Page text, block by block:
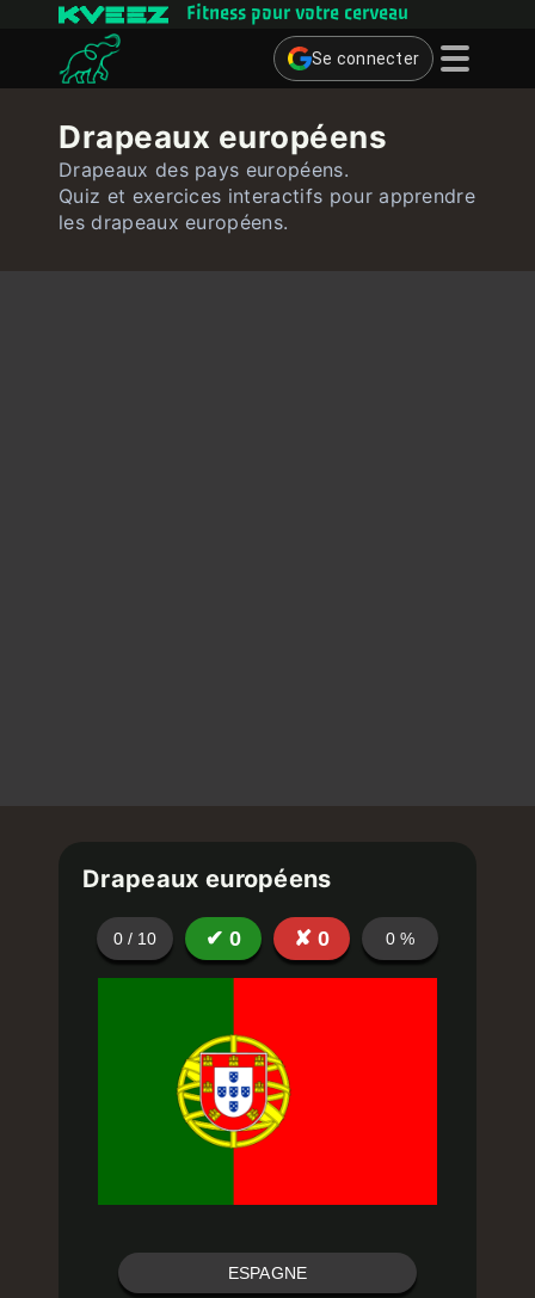
Fitness pour votre cerveau
Se connecter
Quiz
Utilisateur
Drapeaux européens
Drapeaux des pays européens.
Quiz et exercices interactifs pour apprendre
les drapeaux européens.
Drapeaux européens
0 / 10 ✔ 0 ✘ 0 0 %
ESPAGNE